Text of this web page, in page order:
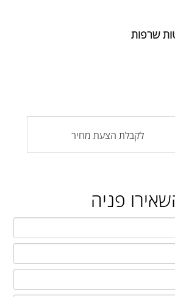
שרפות
לקבלת הצעת מחיר
פניה